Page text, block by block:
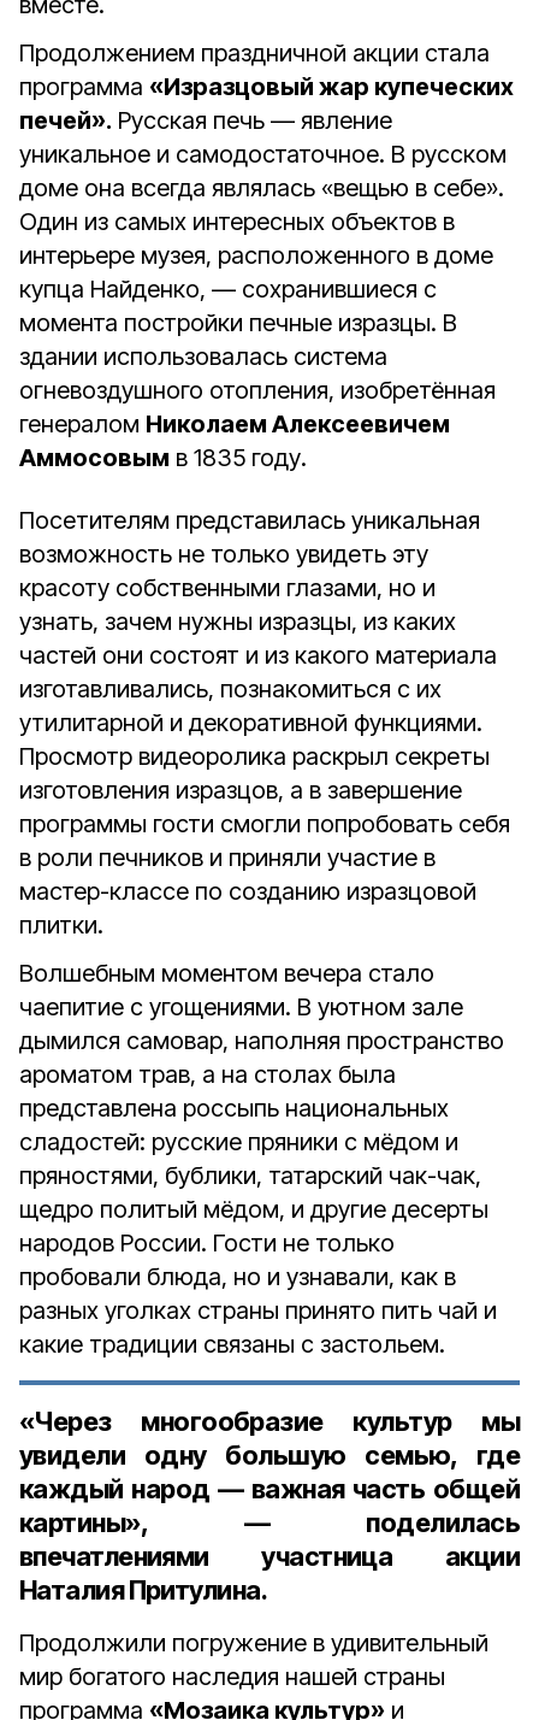
Продолжением праздничной акции стала
программа «Изразцовый жар купеческих
печей». Русская печь — явление
уникальное и самодостаточное. В русском
доме она всегда являлась «вещью в себе».
Один из самых интересных объектов в
интерьере музея, расположенного в доме
купца Найденко, — сохранившиеся с
момента постройки печные изразцы. В
здании использовалась система
огневоздушного отопления, изобретённая
генералом Николаем Алексеевичем
Аммосовым в 1835 году.
Посетителям представилась уникальная
возможность не только увидеть эту
красоту собственными глазами, но и
узнать, зачем нужны изразцы, из каких
частей они состоят и из какого материала
изготавливались, познакомиться с их
утилитарной и декоративной функциями.
Просмотр видеоролика раскрыл секреты
изготовления изразцов, а в завершение
программы гости смогли попробовать себя
в роли печников и приняли участие в
мастер-классе по созданию изразцовой
плитки.
Волшебным моментом вечера стало
чаепитие с угощениями. В уютном зале
дымился самовар, наполняя пространство
ароматом трав, а на столах была
представлена россыпь национальных
сладостей: русские пряники с мёдом и
пряностями, бублики, татарский чак-чак,
щедро политый мёдом, и другие десерты
народов России. Гости не только
пробовали блюда, но и узнавали, как в
разных уголках страны принято пить чай и
какие традиции связаны с застольем.
«Через многообразие культур мы
увидели одну большую семью, где
каждый народ — важная часть общей
картины», — поделилась
впечатлениями участница акции
Наталия Притулина.
Продолжили погружение в удивительный
мир богатого наследия нашей страны
программа «Мозаика культур» и